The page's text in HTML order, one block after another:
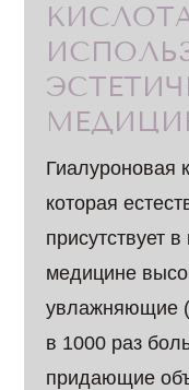
Гиалуроновая
которая
присутствует
медицине
увлажняющие
в 1000 раз
придающие